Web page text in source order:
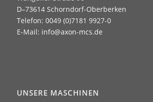
D–73614 Schorndorf-Oberberken
Telefon: 0049 (0)7181 9927-0
E-Mail: info@axon-mcs.de
UNSERE MASCHINEN